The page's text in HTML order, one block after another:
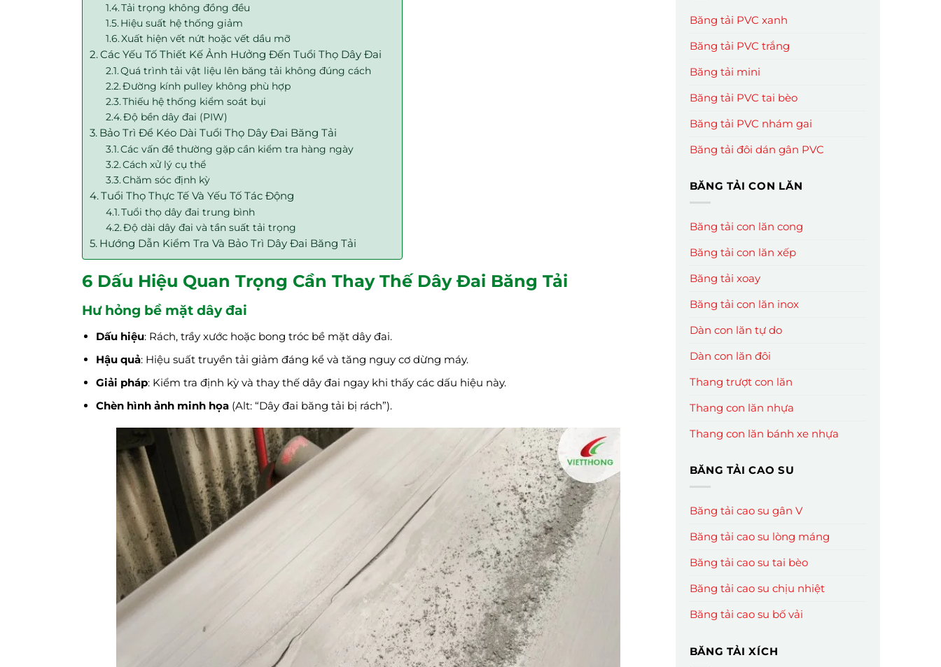
Tải trọng không đồng đều
Hiệu suất hệ thống giảm
Xuất hiện vết nứt hoặc vết dầu mỡ
Các Yếu Tố Thiết Kế Ảnh Hưởng Đến Tuổi Thọ Dây Đai
Quá trình tải vật liệu lên băng tải không đúng cách
Đường kính pulley không phù hợp
Thiếu hệ thống kiểm soát bụi
Độ bền dây đai (PIW)
Bảo Trì Để Kéo Dài Tuổi Thọ Dây Đai Băng Tải
Các vấn đề thường gặp cần kiểm tra hàng ngày
Cách xử lý cụ thể
Chăm sóc định kỳ
Tuổi Thọ Thực Tế Và Yếu Tố Tác Động
Tuổi thọ dây đai trung bình
Độ dài dây đai và tần suất tải trọng
Hướng Dẫn Kiểm Tra Và Bảo Trì Dây Đai Băng Tải
6 Dấu Hiệu Quan Trọng Cần Thay Thế Dây Đai Băng Tải
Hư hỏng bề mặt dây đai
Dấu hiệu: Rách, trầy xước hoặc bong tróc bề mặt dây đai.
Hậu quả: Hiệu suất truyền tải giảm đáng kể và tăng nguy cơ dừng máy.
Giải pháp: Kiểm tra định kỳ và thay thế dây đai ngay khi thấy các dấu hiệu này.
Chèn hình ảnh minh họa(Alt: “Dây đai băng tải bị rách”).
Băng tải PVC xanh
Băng tải PVC trắng
Băng tải mini
Băng tải PVC tai bèo
Băng tải PVC nhám gai
Băng tải đôi dán gân PVC
BĂNG TẢI CON LĂN
Băng tải con lăn cong
Băng tải con lăn xếp
Băng tải xoay
Băng tải con lăn inox
Dàn con lăn tự do
Dàn con lăn đôi
Thang trượt con lăn
Thang con lăn nhựa
Thang con lăn bánh xe nhựa
BĂNG TẢI CAO SU
Băng tải cao su gân V
Băng tải cao su lòng máng
Băng tải cao su tai bèo
Băng tải cao su chịu nhiệt
Băng tải cao su bố vải
BĂNG TẢI XÍCH